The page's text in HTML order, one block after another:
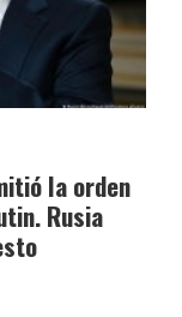
la orden
Rusia